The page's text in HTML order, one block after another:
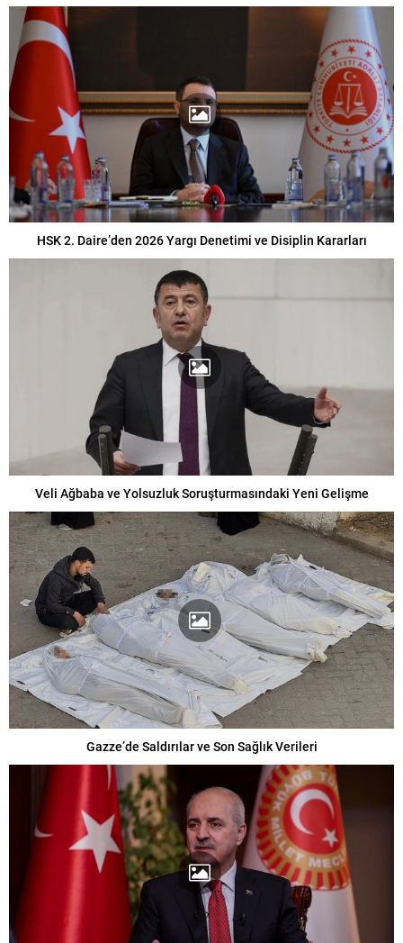
HSK 2. Daire’den 2026 Yargı Denetimi ve Disiplin Kararları
Veli Ağbaba ve Yolsuzluk Soruşturmasındaki Yeni Gelişme
Gazze’de Saldırılar ve Son Sağlık Verileri